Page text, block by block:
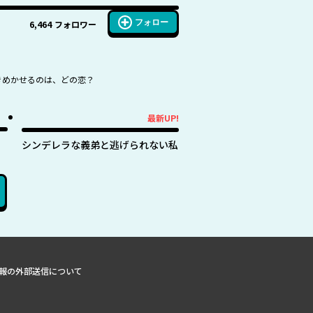
6,464 フォロワー フォロー
かせるのは、どの恋？
最新UP!
シンデレラな義弟と逃げられない私
の外部送信について